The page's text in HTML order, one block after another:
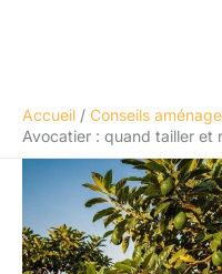
Accueil
Conseils
Avocatier : quand tailler et